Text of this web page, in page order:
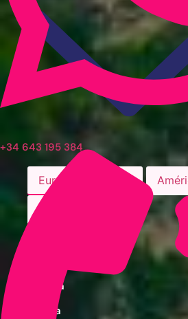
Europa
Francia
Grecia
+34 643 195 384